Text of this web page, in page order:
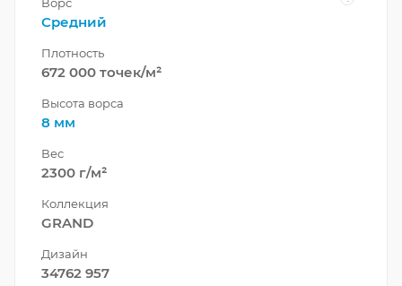
Средний
Плотность
672 000 точек/м²
Высота ворса
8 мм
Вес
2300 г/м²
Коллекция
GRAND
Дизайн
34762 957